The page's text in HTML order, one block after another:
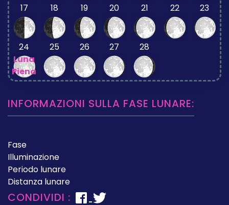
17
18 19 20 21 22 23
24
Luna
Piena
25 26 27 28
INFORMAZIONI SULLA FASE LUNARE:
Fase
Illuminazione
Periodo lunare
Distanza lunare
CONDIVIDI :